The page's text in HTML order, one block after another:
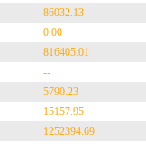
86032.13
0.00
816405.01
--
5790.23
15157.95
1252394.69